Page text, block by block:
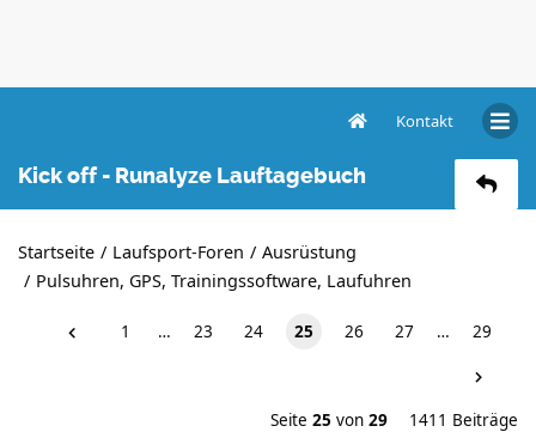
Kontakt
Kick off - Runalyze Lauftagebuch
Startseite Laufsport-Foren
Ausrüstung
Pulsuhren, GPS, Trainingssoftware, Laufuhren
1 … 23 24 25 26 27 … 29
Seite 25 von 29 1411 Beiträge